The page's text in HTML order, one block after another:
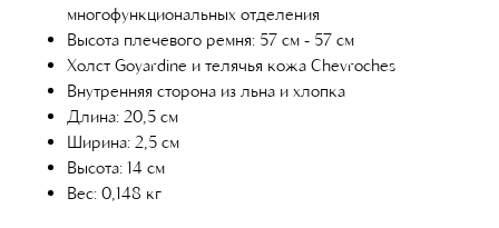
многофункциональных отделения
Высота плечевого ремня: 57 см - 57 см
Холст Goyardine и телячья кожа Chevroches
Внутренняя сторона из льна и хлопка
Длина: 20,5 см
Ширина: 2,5 см
Высота: 14 см
Вес: 0,148 кг